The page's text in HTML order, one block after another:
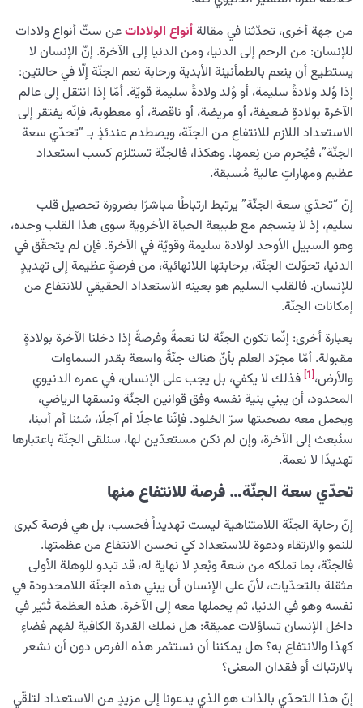
من جهة أخرى، تحدّثنا في مقالةأنواع الولاداتعن ستّ أنواع ولادات
للإنسان: من الرحم إلى الدنيا، ومن الدنيا إلى الآخرة. إنّ الإنسان لا
يستطيع أن ينعم بالطمأنينة الأبدية ورحابة نعم الجنّة إلّا في حالتين:
إذا وُلد ولادةً سليمة، أو وُلد ولادةً سليمة قويّة. أمّا إذا انتقل إلى عالم
الآخرة بولادةٍ ضعيفة، أو مريضة، أو ناقصة، أو معطوبة، فإنّه يفتقر إلى
الاستعداد اللازم للانتفاع من الجنّة، ويصطدم عندئذٍ بـ “تحدّي سعة
الجنّة”، فيُحرم من نِعمها. وهكذا، فالجنّة تستلزم كسب استعداد
عظيم ومهاراتٍ عالية مُسبقة.
إنّ “تحدّي سعة الجنّة” يرتبط ارتباطًا مباشرًا بضرورة تحصيل قلب
سليم، إذ لا ينسجم مع طبيعة الحياة الأخروية سوى هذا القلب وحده،
وهو السبيل الأوحد لولادة سليمة وقويّة في الآخرة. فإن لم يتحقّق في
الدنيا، تحوّلت الجنّة، برحابتها اللانهائية، من فرصةٍ عظيمة إلى تهديدٍ
للإنسان. فالقلب السليم هو بعينه الاستعداد الحقيقي للانتفاع من
إمكانات الجنّة.
بعبارة أخرى: إنّما تكون الجنّة لنا نعمةً وفرصةً إذا دخلنا الآخرة بولادةٍ
مقبولة. أمّا مجرّد العلم بأنّ هناك جنّةً واسعة بقدر السماوات
والأرض،[1]
فذلك لا يكفي، بل يجب على الإنسان، في عمره الدنيوي
المحدود، أن يبني بنية نفسه وفق قوانين الجنّة ونسقها الرياضي،
ويحمل معه بصحبتها سرّ الخلود. فإنّنا عاجلًا أم آجلًا، شئنا أم أبينا،
سنُبعث إلى الآخرة، وإن لم نكن مستعدّين لها، سنلقى الجنّة باعتبارها
تهديدًا لا نعمة.
تحدّي سعة الجنّة… فرصة للانتفاع منها
إنّ رحابة الجنّة اللامتناهية ليست تهديداً فحسب، بل هي فرصة كبرى
للنمو والارتقاء ودعوة للاستعداد كي نحسن الانتفاع من عظمتها.
فالجنّة، بما تملكه من سَعة وبُعدٍ لا نهاية له، قد تبدو للوهلة الأولى
مثقلة بالتحدّيات، لأنّ على الإنسان أن يبني هذه الجنّة اللامحدودة في
نفسه وهو في الدنيا، ثم يحملها معه إلى الآخرة. هذه العظمة تُثير في
داخل الإنسان تساؤلات عميقة: هل نملك القدرة الكافية لفهم فضاءٍ
كهذا والانتفاع به؟ هل يمكننا أن نستثمر هذه الفرص دون أن نشعر
بالارتباك أو فقدان المعنى؟
إنّ هذا التحدّي بالذات هو الذي يدعونا إلى مزيدٍ من الاستعداد لتلقّي